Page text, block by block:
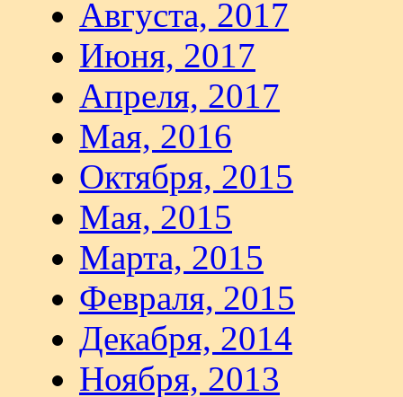
Августа, 2017
Июня, 2017
Апреля, 2017
Мая, 2016
Октября, 2015
Мая, 2015
Марта, 2015
Февраля, 2015
Декабря, 2014
Ноября, 2013